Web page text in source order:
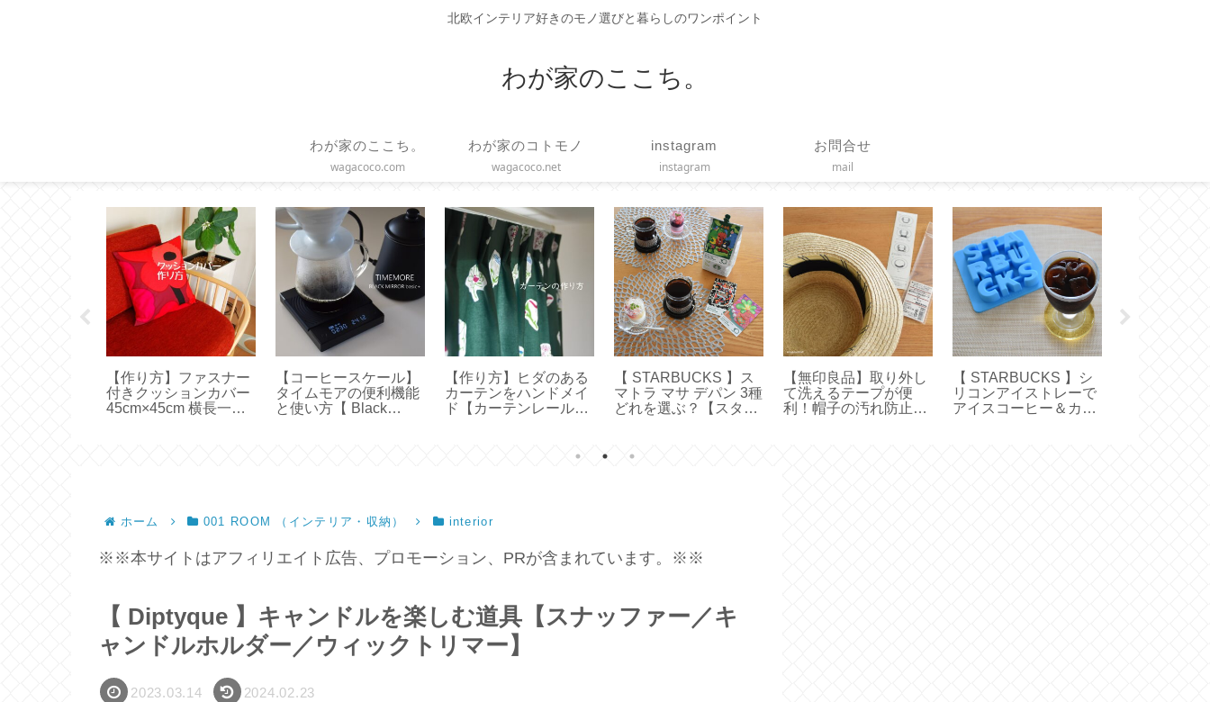
北欧インテリア好きのモノ選びと暮らしのワンポイント
わが家のここち。
わが家のここち。
wagacoco.com
わが家のコトモノ
wagacoco.net
instagram
instagram
お問合せ
mail
【作り方】ファスナー
付きクッションカバー
45cm×45cm 横長一枚
【コーヒースケール】
タイムモアの便利機能
と使い方【 Black
【作り方】ヒダのある
カーテンをハンドメイ
ド【カーテンレールに
【 STARBUCKS 】ス
マトラ マサ デパン 3種
どれを選ぶ？【スター
【無印良品】取り外し
て洗えるテープが便
利！帽子の汚れ防止テ
【 STARBUCKS 】シ
リコンアイストレーで
アイスコーヒー＆カフ
ホーム 001 ROOM （インテリア・収納） interior
※※本サイトはアフィリエイト広告、プロモーション、PRが含まれています。※※
【 Diptyque 】キャンドルを楽しむ道具【スナッファー／キ
ャンドルホルダー／ウィックトリマー】
2023.03.14 2024.02.23